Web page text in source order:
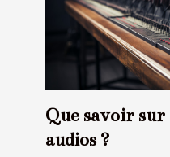
Que savoir sur
audios ?